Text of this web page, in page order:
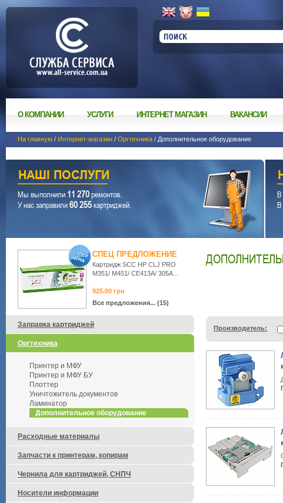
О КОМПАНИИ УСЛУГИ ИНТЕРНЕТ МАГАЗИН ВАКАНСИИ
На главную / Интернет-магазин / Оргтехника / Дополнительное оборудование
Мы выполнили11 270ремонтов.
У нас заправили60 255картриджей.
В
В
Производитель:
СПЕЦ ПРЕДЛОЖЕНИЕ
Картридж SCC HP CLJ PRO
M351/ M451/ CE413A/ 305A...
925.00 грн
Все предложения... (15)
Заправка картриджей
Оргтехника
Принтер и МФУ
Принтер и МФУ БУ
Плоттер
Уничтожитель документов
Ламинатор
Дополнительное оборудование
Расходные материалы
Запчасти к принтерам, копирам
Чернила для картриджей, СНПЧ
Носители информации